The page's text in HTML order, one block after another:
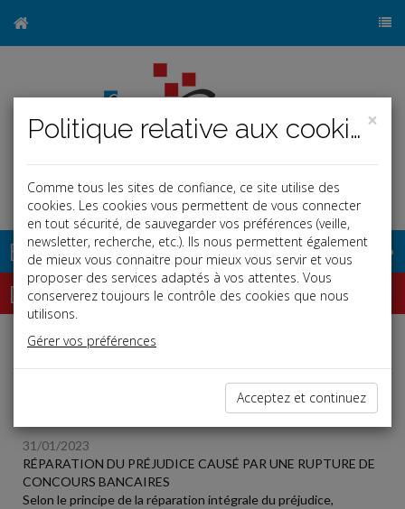
Base documentaire
Dépêches
Liste des dernières dépêches
31/01/2023
RÉPARATION DU PRÉJUDICE CAUSÉ PAR UNE RUPTURE DE
CONCOURS BANCAIRES
Selon le principe de la réparation intégrale du préjudice,
×
Politique relative aux cookies
Comme tous les sites de confiance, ce site utilise des
cookies. Les cookies vous permettent de vous connecter
en tout sécurité, de sauvegarder vos préférences (veille,
newsletter, recherche, etc.). Ils nous permettent également
de mieux vous connaitre pour mieux vous servir et vous
proposer des services adaptés à vos attentes. Vous
conserverez toujours le contrôle des cookies que nous
utilisons.
Gérer vos préférences
Acceptez et continuez